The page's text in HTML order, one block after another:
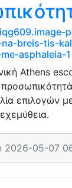
breis-tis-
asphaleia-1
Athens
επιλογών
2026-05-07